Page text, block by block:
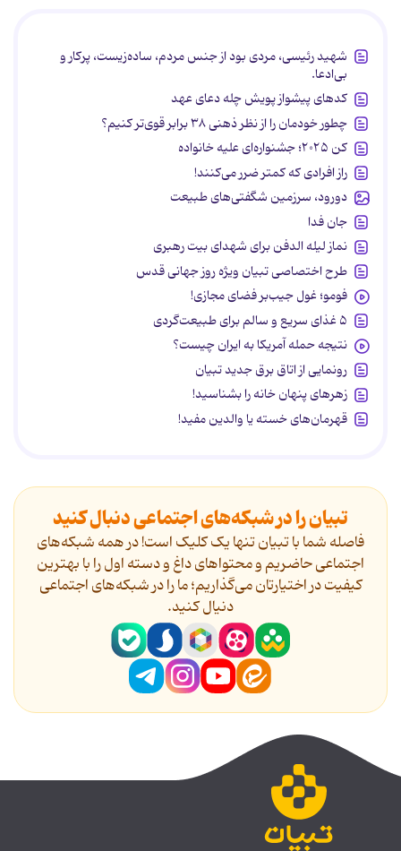
شهید رئیسی، مردی بود از جنس مردم، ساده‌زیست، پرکار و
بی‌ادعا.
کدهای پیشواز پویش چله دعای عهد
چطور خودمان را از نظر ذهنی ۳۸ برابر قوی‌تر کنیم؟
کن ۲۰۲۵؛ جشنواره‌ای علیه خانواده
راز افرادی که کمتر ضرر می‌کنند!
دورود، سرزمین شگفتی‌های طبیعت
جان فدا
نماز لیله الدفن برای شهدای بیت رهبری
طرح اختصاصی تبیان ویژه روز جهانی قدس
فومو؛ غول جیب‌بر فضای مجازی!
۵ غذای سریع و سالم برای طبیعت‌گردی
نتیجه حمله آمریکا به ایران چیست؟
رونمایی از اتاق برق جدید تبیان
زهرهای پنهان خانه را بشناسید!
قهرمان‌های خسته یا والدین مفید!
تبیان را در شبکه‌های اجتماعی دنبال کنید
فاصله شما با تبیان تنها یک کلیک است! در همه شبکه‌های
اجتماعی حاضریم و محتواهای داغ و دسته اول را با بهترین
کیفیت در اختیارتان می‌گذاریم؛ ما را در شبکه‌های اجتماعی
دنیال کنید.